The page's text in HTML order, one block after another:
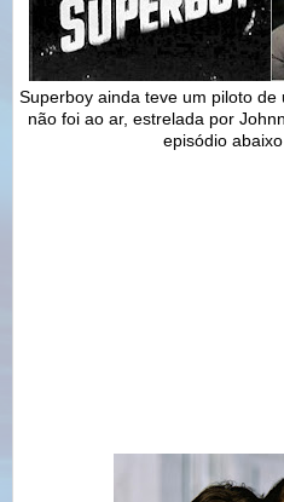
Superboy ainda teve um piloto
não foi ao ar, estrelada por
episódio